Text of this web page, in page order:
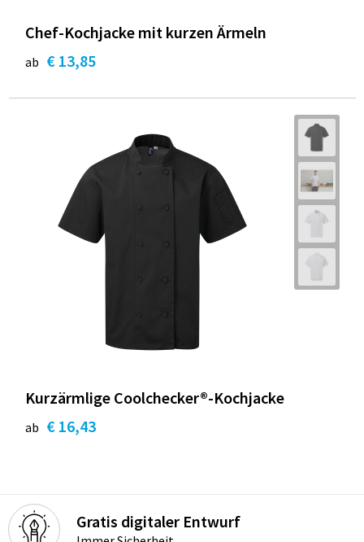
Chef-Kochjacke mit kurzen Ärmeln
ab € 13,85
Kurzärmlige Coolchecker®-Kochjacke
ab € 16,43
Gratis digitaler Entwurf